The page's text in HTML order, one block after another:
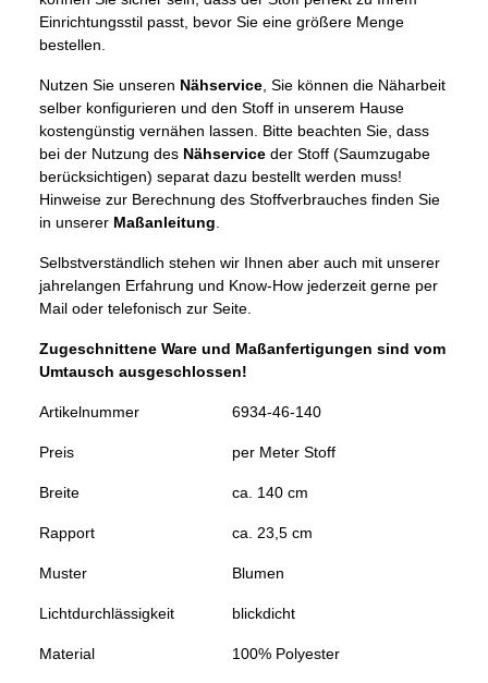
Einrichtungsstil passt, bevor Sie eine größere Menge
bestellen.
Nutzen Sie unseren Nähservice , Sie können die Näharbeit
selber konfigurieren und den Stoff in unserem Hause
kostengünstig vernähen lassen. Bitte beachten Sie, dass
bei der Nutzung des Nähservice der Stoff (Saumzugabe
berücksichtigen) separat dazu bestellt werden muss!
Hinweise zur Berechnung des Stoffverbrauches finden Sie
in unserer Maßanleitung
Selbstverständlich stehen wir Ihnen aber auch mit unserer
jahrelangen Erfahrung und Know-How jederzeit gerne per
Mail oder telefonisch zur Seite.
Zugeschnittene Ware und Maßanfertigungen sind vom
Umtausch ausgeschlossen!
Artikelnummer 6934-46-140
Preis per Meter Stoff
Breite ca. 140 cm
Rapport ca. 23,5 cm
Muster Blumen
Lichtdurchlässigkeit blickdicht
Material 100% Polyester